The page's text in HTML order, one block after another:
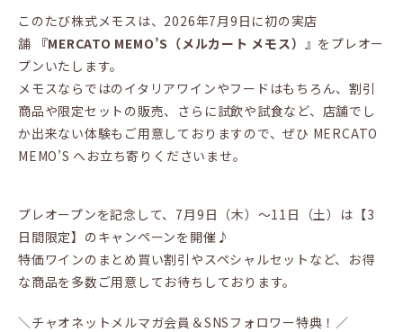
このたび株式メモスは、2026年7月9日に初の実店
舗
『MERCATO MEMO’S（メルカート メモス） 』をプレオー
プンいたします。
メモスならではのイタリアワインやフードはもちろん、割引
商品や限定セットの販売、さらに試飲や試食など、店舗でし
か出来ない体験もご用意しておりますので、ぜひ MERCATO
MEMO’S へお立ち寄りくださいませ。
プレオープンを記念して、7月9日（木）〜11日（土）は【3
日間限定】のキャンペーンを開催♪
特価ワインのまとめ買い割引やスペシャルセットなど、お得
な商品を多数ご用意してお待ちしております。
＼チャオネットメルマガ会員＆SNSフォロワー特典！／